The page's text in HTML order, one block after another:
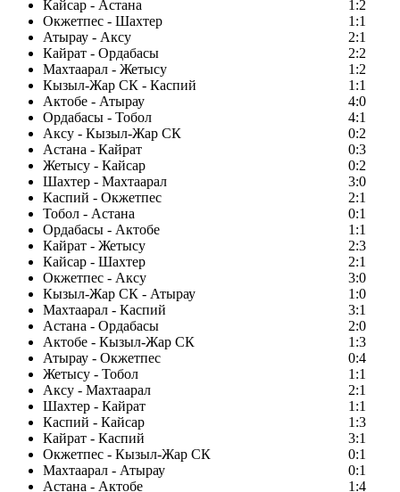
Кайсар - Астана
1:2
Окжетпес - Шахтер
1:1
Атырау - Аксу
2:1
Кайрат - Ордабасы
2:2
Махтаарал - Жетысу
1:2
Кызыл-Жар СК - Каспий
1:1
Актобе - Атырау
4:0
Ордабасы - Тобол
4:1
Аксу - Кызыл-Жар СК
0:2
Астана - Кайрат
0:3
Жетысу - Кайсар
0:2
Шахтер - Махтаарал
3:0
Каспий - Окжетпес
2:1
Тобол - Астана
0:1
Ордабасы - Актобе
1:1
Кайрат - Жетысу
2:3
Кайсар - Шахтер
2:1
Окжетпес - Аксу
3:0
Кызыл-Жар СК - Атырау
1:0
Махтаарал - Каспий
3:1
Астана - Ордабасы
2:0
Актобе - Кызыл-Жар СК
1:3
Атырау - Окжетпес
0:4
Жетысу - Тобол
1:1
Аксу - Махтаарал
2:1
Шахтер - Кайрат
1:1
Каспий - Кайсар
1:3
Кайрат - Каспий
3:1
Окжетпес - Кызыл-Жар СК
0:1
Махтаарал - Атырау
0:1
Астана - Актобе
1:4